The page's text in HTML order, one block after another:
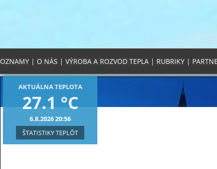
OZNAMY | O NÁS | VÝROBA A ROZVOD TEPLA | RUBRIKY |
AKTUÁLNA TEPLOTA
27.1 °C
6.8.2026 20:56
ŠTATISTIKY TEPLÔT